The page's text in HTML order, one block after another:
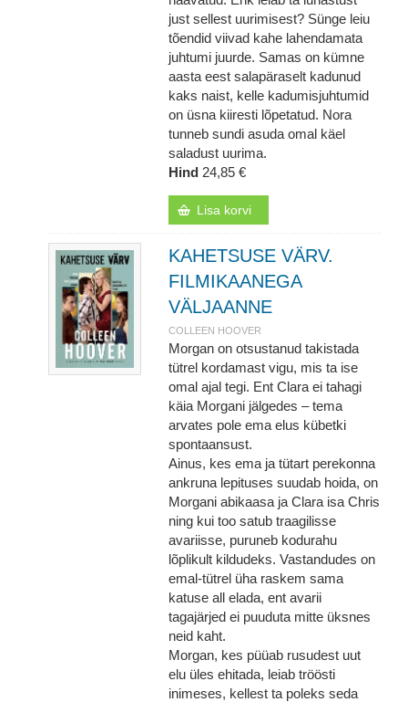
just sellest uurimisest? Sünge leiu
tõendid viivad kahe lahendamata
juhtumi juurde. Samas on kümne
aasta eest salapäraselt kadunud
kaks naist, kelle kadumisjuhtumid
on üsna kiiresti lõpetatud. Nora
tunneb sundi asuda omal käel
saladust uurima.
Hind 24,85 €
Lisa korvi
KAHETSUSE VÄRV.
FILMIKAANEGA
VÄLJAANNE
COLLEEN HOOVER
Morgan on otsustanud takistada
tütrel kordamast vigu, mis ta ise
omal ajal tegi. Ent Clara ei tahagi
käia Morgani jälgedes – tema
arvates pole ema elus kübetki
spontaansust.
Ainus, kes ema ja tütart perekonna
ankruna lepituses suudab hoida, on
Morgani abikaasa ja Clara isa Chris
ning kui too satub traagilisse
avariisse, puruneb kodurahu
lõplikult kildudeks. Vastandudes on
emal-tütrel üha raskem sama
katuse all elada, ent avarii
tagajärjed ei puuduta mitte üksnes
neid kaht.
Morgan, kes püüab rusudest uut
elu üles ehitada, leiab tröösti
inimeses, kellest ta poleks seda